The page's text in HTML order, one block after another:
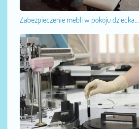
Zabezpieczenie mebli w pokoju dziecka...